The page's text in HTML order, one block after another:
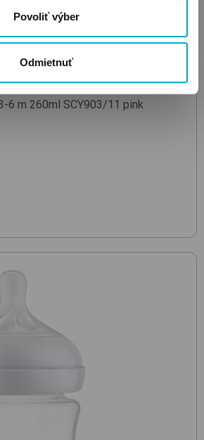
Povoliť výber
Odmietnuť
6 m 260ml SCY903/11 pink